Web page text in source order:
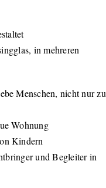
in mehreren
Menschen, nicht nur zu
Wohnung
Kindern
und Begleiter in